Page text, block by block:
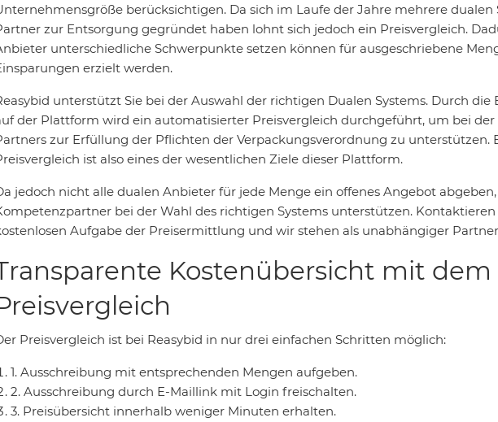
berücksichtigen. Da sich im Laufe der Jahre mehrere dualen
zur Entsorgung gegründet haben lohnt sich jedoch ein Preisvergleich.
unterschiedliche Schwerpunkte setzen können für ausgeschriebene
erzielt werden.
unterstützt Sie bei der Auswahl der richtigen Dualen Systems. Durch die
der Plattform wird ein automatisierter Preisvergleich durchgeführt, um bei der
zur Erfüllung der Pflichten der Verpackungsverordnung zu unterstützen.
ist also eines der wesentlichen Ziele dieser Plattform.
jedoch nicht alle dualen Anbieter für jede Menge ein offenes Angebot
bei der Wahl des richtigen Systems unterstützen. Kontaktieren
Aufgabe der Preisermittlung und wir stehen als unabhängiger
Kostenübersicht mit dem
Preisvergleich ist bei Reasybid in nur drei einfachen Schritten möglich:
1. Ausschreibung mit entsprechenden Mengen aufgeben.
2. Ausschreibung durch E-Maillink mit Login freischalten.
3. Preisübersicht innerhalb weniger Minuten erhalten.